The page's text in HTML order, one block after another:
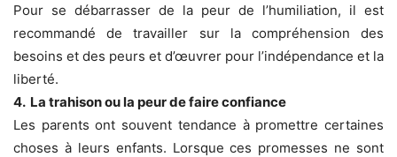
Pour se débarrasser de la peur de l’humiliation, il est
recommandé de travailler sur la compréhension des
besoins et des peurs et d’œuvrer pour l’indépendance et la
liberté.
4. La trahison ou la peur de faire confiance
Les parents ont souvent tendance à promettre certaines
choses à leurs enfants. Lorsque ces promesses ne sont